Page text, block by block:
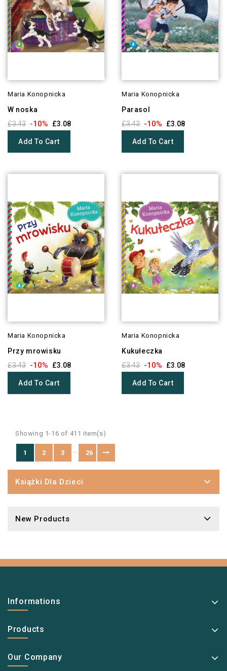
Maria Konopnicka
W noska
£3.43 -10% £3.08
Add To Cart
Maria Konopnicka
Parasol
£3.43 -10% £3.08
Add To Cart
Maria Konopnicka
Przy mrowisku
£3.43 -10% £3.08
Add To Cart
Maria Konopnicka
Kukułeczka
£3.43 -10% £3.08
Add To Cart
Showing 1-16 of 411 item(s)
1 2 3 … 26
Książki Dla Dzieci
New Products
Informations
Products
Our Company